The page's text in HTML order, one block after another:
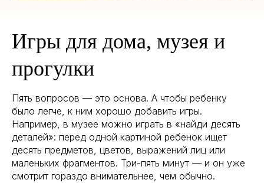
Игры для дома, музея и
прогулки
Пять вопросов — это основа. А чтобы ребенку
было легче, к ним хорошо добавить игры.
Например, в музее можно играть в «найди десять
деталей»: перед одной картиной ребенок ищет
десять предметов, цветов, выражений лиц или
маленьких фрагментов. Три-пять минут — и он уже
смотрит гораздо внимательнее, чем обычно.